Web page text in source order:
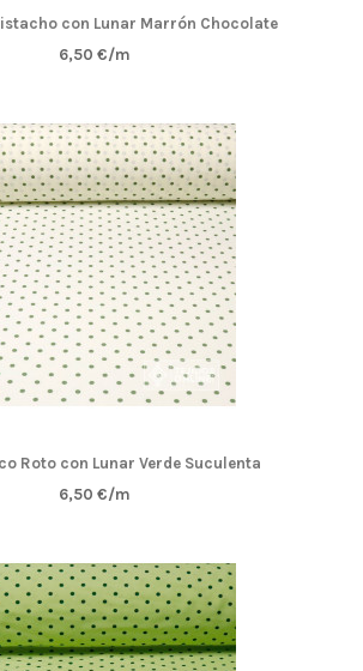
con Lunar Marrón Chocolate
6,50 €/m
Roto con Lunar Verde Suculenta
6,50 €/m